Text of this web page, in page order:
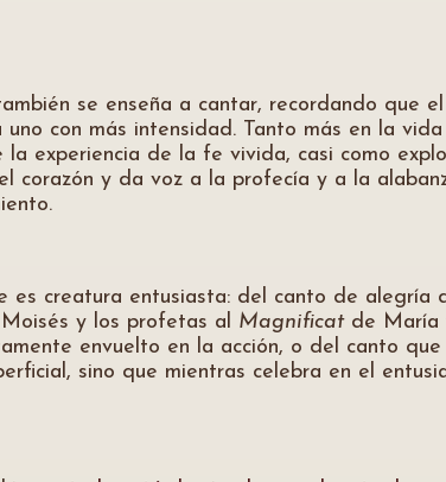
se enseña a cantar, recordando que
con más intensidad. Tanto más en la
experiencia de la fe vivida, casi como
corazón y da voz a la profecía y a la
es creatura entusiasta: del canto de alegría
y los profetas al Magnificatde María
envuelto en la acción, o del canto
sino que mientras celebra en el